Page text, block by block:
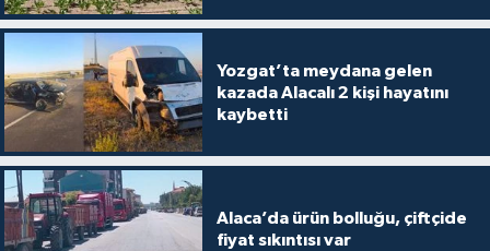
Yozgat’ta meydana gelen
kazada Alacalı 2 kişi hayatını
kaybetti
Alaca’da ürün bolluğu, çiftçide
fiyat sıkıntısı var